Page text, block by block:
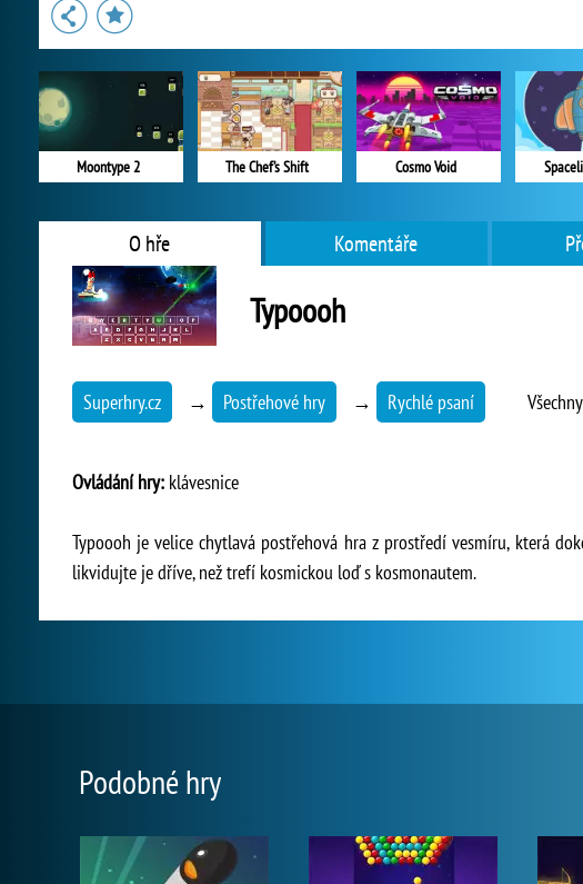
Moontype 2 The Chef’s Shift Cosmo Void
O hře Komentáře
Typoooh
Superhry.cz → Postřehové hry → Rychlé psaní
Ovládání hry:klávesnice
Typoooh je velice chytlavá postřehová hra z prostředí vesmíru, která
likvidujte je dříve, než trefí kosmickou loď s kosmonautem.
Podobné hry